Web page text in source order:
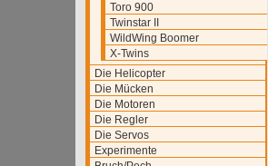
Toro 900
Twinstar II
WildWing Boomer
X-Twins
Die Helicopter
Die Mücken
Die Motoren
Die Regler
Die Servos
Experimente